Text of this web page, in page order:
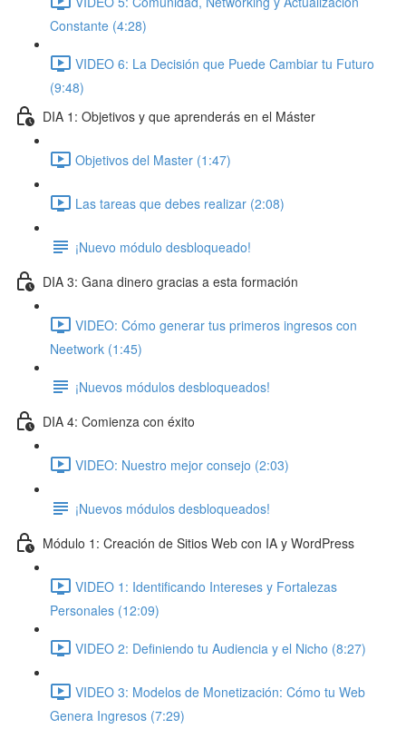
Constante (4:28)
VIDEO 6: La Decisión que Puede Cambiar tu Futuro
(9:48)
DIA 1: Objetivos y que aprenderás en el Máster
Objetivos del Master (1:47)
Las tareas que debes realizar (2:08)
¡Nuevo módulo desbloqueado!
DIA 3: Gana dinero gracias a esta formación
VIDEO: Cómo generar tus primeros ingresos con
Neetwork (1:45)
¡Nuevos módulos desbloqueados!
DIA 4: Comienza con éxito
VIDEO: Nuestro mejor consejo (2:03)
¡Nuevos módulos desbloqueados!
Módulo 1: Creación de Sitios Web con IA y WordPress
VIDEO 1: Identificando Intereses y Fortalezas
Personales (12:09)
VIDEO 2: Definiendo tu Audiencia y el Nicho (8:27)
VIDEO 3: Modelos de Monetización: Cómo tu Web
Genera Ingresos (7:29)